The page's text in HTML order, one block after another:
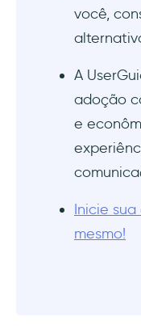
você,
A
adoção
e
Inicie
mesmo!